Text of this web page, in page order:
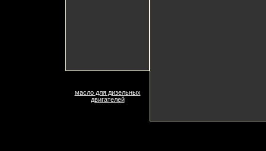
масло для дизельных
двигателей